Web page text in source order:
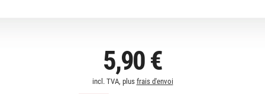
5,90 €
incl. TVA, plus frais d'envoi